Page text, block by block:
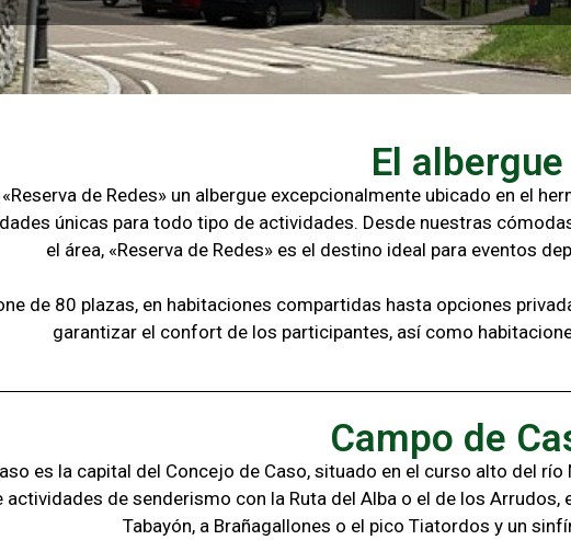
El albergue
de Redes» un albergue excepcionalmente ubicado en el
únicas para todo tipo de actividades. Desde nuestras
el área, «Reserva de Redes» es el destino ideal para eventos
de 80 plazas, en habitaciones compartidas hasta opciones
garantizar el confort de los participantes, así como
Campo de
es la capital del Concejo de Caso, situado en el curso alto del
actividades de senderismo con la Ruta del Alba o el de los Arrudos,
Tabayón, a Brañagallones o el pico Tiatordos y un